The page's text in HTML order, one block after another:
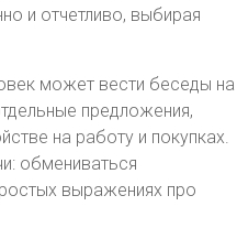
и отчетливо, выбирая
может вести беседы на
предложения,
на работу и покупках.
обмениваться
выражениях про